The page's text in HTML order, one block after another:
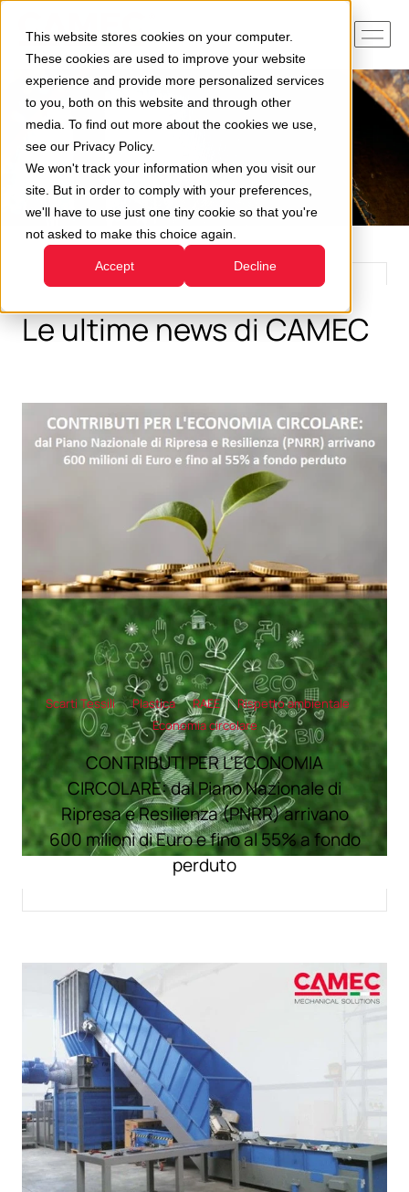
This website stores cookies on your computer.
These cookies are used to improve your website
experience and provide more personalized services
to you, both on this website and through other
media. To find out more about the cookies we use,
see our Privacy Policy.
We won't track your information when you visit our
site. But in order to comply with your preferences,
we'll have to use just one tiny cookie so that you're
not asked to make this choice again.
Accept Decline
Le ultime news di CAMEC
Scarti Tessili Plastica RAEE
Rispetto ambientale
Economia circolare
CONTRIBUTI PER L'ECONOMIA
CIRCOLARE: dal Piano Nazionale di
Ripresa e Resilienza (PNRR) arrivano
600 milioni di Euro e fino al 55% a fondo
perduto